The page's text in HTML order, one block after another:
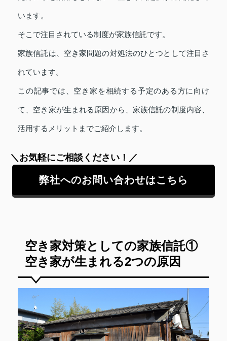
います。
そこで注目されている制度が家族信託です。
家族信託は、空き家問題の対処法のひとつとして注目さ
れています。
この記事では、空き家を相続する予定のある方に向け
て、空き家が生まれる原因から、家族信託の制度内容、
活用するメリットまでご紹介します。
＼お気軽にご相談ください！／
弊社へのお問い合わせはこちら
空き家対策としての家族信託①
空き家が生まれる2つの原因